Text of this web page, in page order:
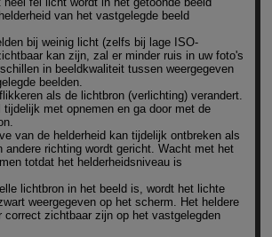
van het vastgelegde beeld
bij weinig licht (zelfs bij lage ISO-
kan zijn, zal er minder ruis in uw foto's
in beeldkwaliteit tussen weergegeven
beelden.
als de lichtbron (verlichting) verandert.
tijdelijk met opnemen en ga door met de
van de helderheid kan tijdelijk ontbreken als
andere richting wordt gericht. Wacht met het
totdat het helderheidsniveau is
lichtbron in het beeld is, wordt het lichte
weergegeven op het scherm. Het heldere
correct zichtbaar zijn op het vastgelegden